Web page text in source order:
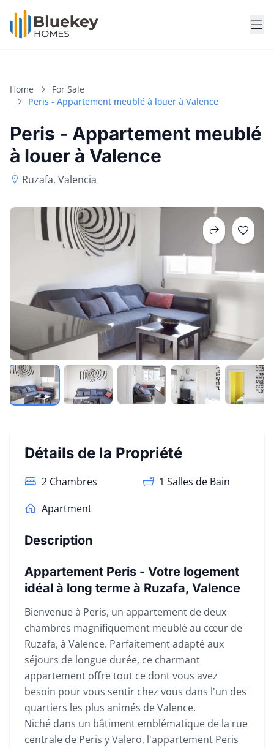
Home
For Sale
Peris - Appartement meublé à louer à Valence
Peris - Appartement meublé
à louer à Valence
Ruzafa, Valencia
Détails de la Propriété
2 Chambres 1 Salles de Bain
Apartment
Description
Appartement Peris - Votre logement
idéal à long terme à Ruzafa, Valence
Bienvenue à Peris, un appartement de deux
chambres magnifiquement meublé au cœur de
Ruzafa, à Valence. Parfaitement adapté aux
séjours de longue durée, ce charmant
appartement offre tout ce dont vous avez
besoin pour vous sentir chez vous dans l'un des
quartiers les plus animés de Valence.
Niché dans un bâtiment emblématique de la rue
centrale de Peris y Valero, l'appartement Peris